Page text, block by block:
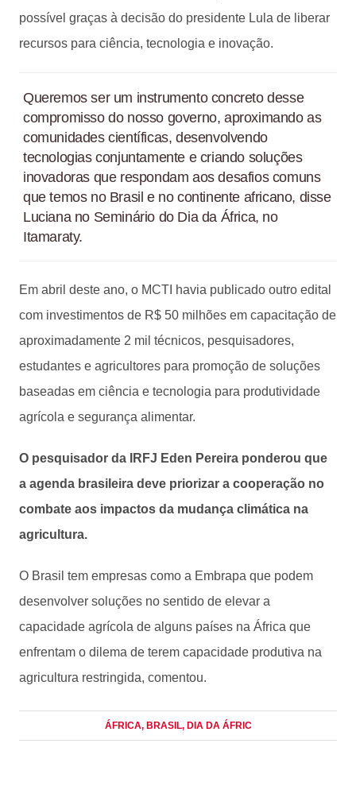
possível graças à decisão do presidente Lula de liberar
recursos para ciência, tecnologia e inovação.
Queremos ser um instrumento concreto desse
compromisso do nosso governo, aproximando as
comunidades científicas, desenvolvendo
tecnologias conjuntamente e criando soluções
inovadoras que respondam aos desafios comuns
que temos no Brasil e no continente africano, disse
Luciana no Seminário do Dia da África, no
Itamaraty.
Em abril deste ano, o MCTI havia publicado outro edital
com investimentos de R$ 50 milhões em capacitação de
aproximadamente 2 mil técnicos, pesquisadores,
estudantes e agricultores para promoção de soluções
baseadas em ciência e tecnologia para produtividade
agrícola e segurança alimentar.
O pesquisador da IRFJ Eden Pereira ponderou que
a agenda brasileira deve priorizar a cooperação no
combate aos impactos da mudança climática na
agricultura.
O Brasil tem empresas como a Embrapa que podem
desenvolver soluções no sentido de elevar a
capacidade agrícola de alguns países na África que
enfrentam o dilema de terem capacidade produtiva na
agricultura restringida, comentou.
ÁFRICA, BRASIL, DIA DA ÁFRIC